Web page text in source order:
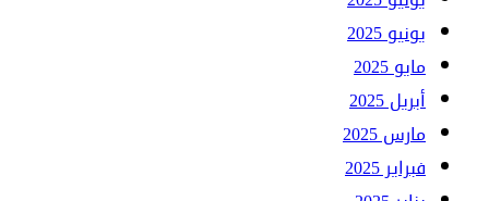
يونيو 2025
مايو 2025
أبريل 2025
مارس 2025
فبراير 2025